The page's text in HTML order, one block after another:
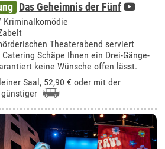
Das Geheimnis der Fünf
Kriminalkomödie
Theaterabend serviert
Schäpe Ihnen ein Drei-Gänge-
keine Wünsche offen lässt.
Saal, 52,90 € oder mit der
günstiger